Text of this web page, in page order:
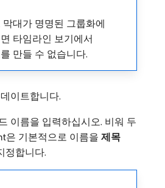
막대가 명명된 그룹화에
타임라인 보기에서
만들 수 없습니다.
이트합니다.
이름을 입력하십시오. 비워 두
은 기본적으로 이름을 제목
정합니다.